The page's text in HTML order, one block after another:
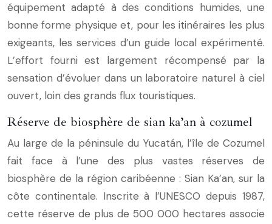
équipement adapté à des conditions humides, une
bonne forme physique et, pour les itinéraires les plus
exigeants, les services d’un guide local expérimenté.
L’effort fourni est largement récompensé par la
sensation d’évoluer dans un laboratoire naturel à ciel
ouvert, loin des grands flux touristiques.
Réserve de biosphère de sian ka’an à cozumel
Au large de la péninsule du Yucatán, l’île de Cozumel
fait face à l’une des plus vastes réserves de
biosphère de la région caribéenne : Sian Ka’an, sur la
côte continentale. Inscrite à l’UNESCO depuis 1987,
cette réserve de plus de 500 000 hectares associe